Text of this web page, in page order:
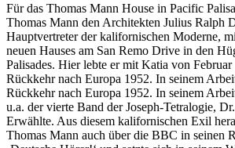
Für das Thomas Mann House in Pacific
Thomas Mann den Architekten Julius Ralph
Hauptvertreter der kalifornischen Moderne,
neuen Hauses am San Remo Drive in den
Palisades. Hier lebte er mit Katia von
Rückkehr nach Europa 1952. In seinem
Rückkehr nach Europa 1952. In seinem
u.a. der vierte Band der Joseph-Tetralogie,
Erwählte. Aus diesem kalifornischen Exil
Thomas Mann auch über die BBC in seinen